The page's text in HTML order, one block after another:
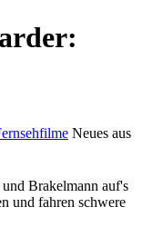
Neues aus
Brakelmann auf's
und fahren schwere